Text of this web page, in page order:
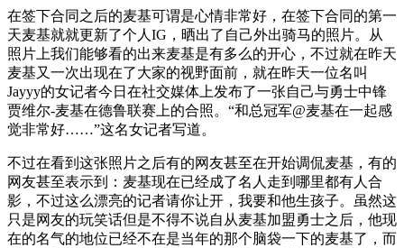
在签下合同之后的麦基可谓是心情非常好，在签下合同的第一
天麦基就就更新了个人IG，晒出了自己外出骑马的照片。从
照片上我们能够看的出来麦基是有多么的开心，不过就在昨天
麦基又一次出现在了大家的视野面前，就在昨天一位名叫
Jayyy的女记者今日在社交媒体上发布了一张自己与勇士中锋
贾维尔-麦基在德鲁联赛上的合照。“和总冠军@麦基在一起感
觉非常好……”这名女记者写道。
不过在看到这张照片之后有的网友甚至在开始调侃麦基，有的
网友甚至表示到：麦基现在已经成了名人走到哪里都有人合
影，不过这么漂亮的记者请你让开，我要和他生孩子。虽然这
只是网友的玩笑话但是不得不说自从麦基加盟勇士之后，他现
在的名气的地位已经不在是当年的那个脑袋一下的麦基了，而